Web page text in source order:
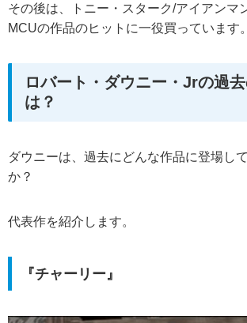
その後は、トニー・スターク/アイアンマ
MCUの作品のヒットに一役買っています。
ロバート・ダウニー・Jrの過
は？
ダウニーは、過去にどんな作品に登場し
か？
代表作を紹介します。
『チャーリー』